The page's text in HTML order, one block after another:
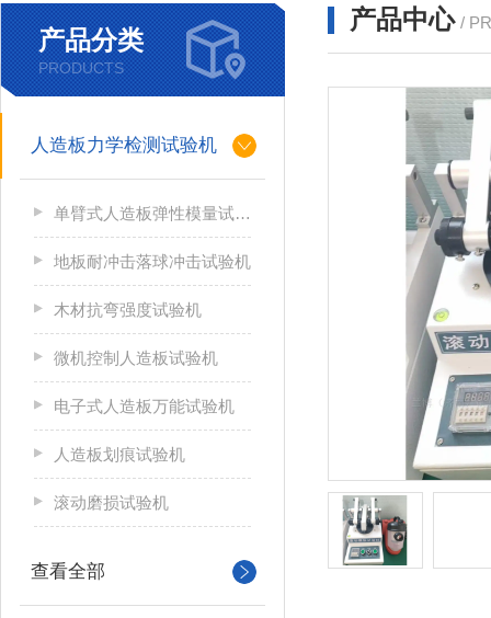
产品分类
PRODUCTS
人造板力学检测试验机
单臂式人造板弹性模量试验机
地板耐冲击落球冲击试验机
木材抗弯强度试验机
微机控制人造板试验机
电子式人造板万能试验机
人造板划痕试验机
滚动磨损试验机
查看全部
产品中心 /